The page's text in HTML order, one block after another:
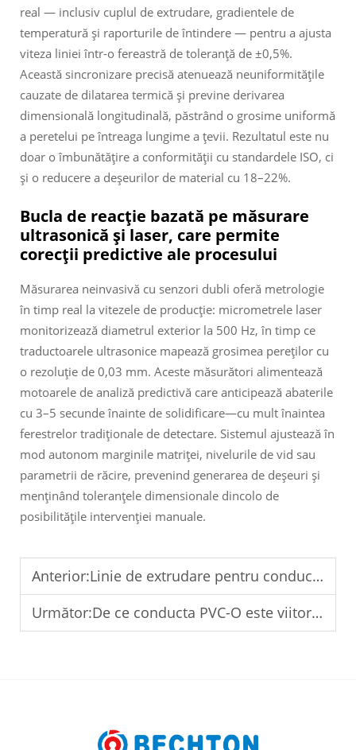
real — inclusiv cuplul de extrudare, gradientele de
temperatură și raporturile de întindere — pentru a ajusta
viteza liniei într-o fereastră de toleranță de ±0,5%.
Această sincronizare precisă atenuează neuniformitățile
cauzate de dilatarea termică și previne derivarea
dimensională longitudinală, păstrând o grosime uniformă
a peretelui pe întreaga lungime a țevii. Rezultatul este nu
doar o îmbunătățire a conformității cu standardele ISO, ci
și o reducere a deșeurilor de material cu 18–22%.
Bucla de reacție bazată pe măsurare
ultrasonică și laser, care permite
corecții predictive ale procesului
Măsurarea neinvasivă cu senzori dubli oferă metrologie
în timp real la vitezele de producție: micrometrele laser
monitorizează diametrul exterior la 500 Hz, în timp ce
traductoarele ultrasonice mapează grosimea pereților cu
o rezoluție de 0,03 mm. Aceste măsurători alimentează
motoarele de analiză predictivă care anticipează abaterile
cu 3–5 secunde înainte de solidificare—cu mult înaintea
ferestrelor tradiționale de detectare. Sistemul ajustează în
mod autonom marginile matriței, nivelurile de vid sau
parametrii de răcire, prevenind generarea de deșeuri și
menținând toleranțele dimensionale dincolo de
posibilitățile intervenției manuale.
Anterior:Linie de extrudare pentru conducte PVC-O care oferă o grosime uniformă a peretelui conductei
Următor:De ce conducta PVC-O este viitorul rețelelor de apă potabilă